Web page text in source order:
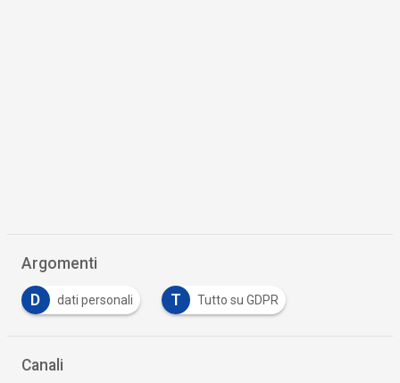
Argomenti
D dati personali T Tutto su GDPR
Canali